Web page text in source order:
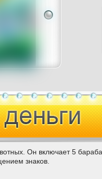
Он включает 5
знаков.